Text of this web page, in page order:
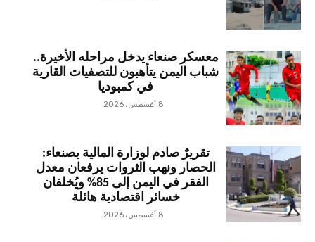
معسكر صنعاء يدخل مراحله الأخيرة..
شباب اليمن يتأهبون للتصفيات القارية
في كمبوديا
8 أغسطس، 2026
تقريرٌ صادم لوزارة المالية بصنعاء:
الحصار ونهب الثروات يرفعان معدل
الفقر في اليمن إلى 85% ويُخلفان
خسائر اقتصادية هائلة
8 أغسطس، 2026